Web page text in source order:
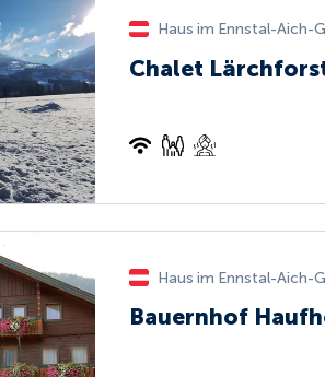
Haus im Ennstal-Aich-
Chalet
Haus im Ennstal-Aich-
Bauernhof